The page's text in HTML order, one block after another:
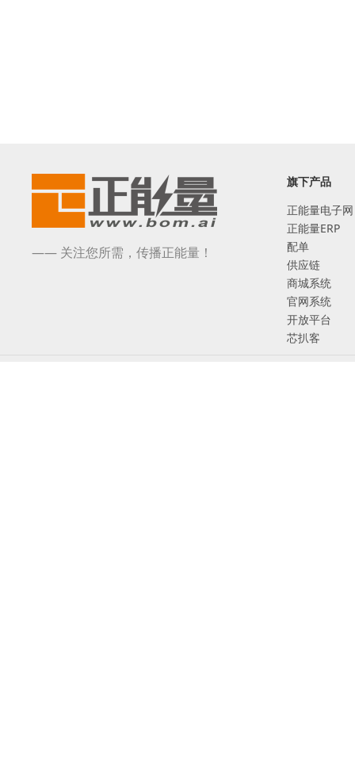
—— 关注您所需，传播正能量！
旗下产品
正能量电子网
正能量ERP
配单
供应链
商城系统
官网系统
开放平台
芯扒客